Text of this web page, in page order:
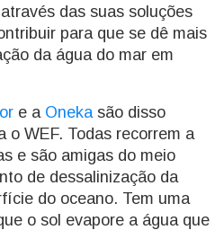
das suas soluções
para que se dê mais
da água do mar em
e a Onekasão disso
o WEF. Todas recorrem a
e são amigas do meio
de dessalinização da
do oceano. Tem uma
o sol evapore a água que